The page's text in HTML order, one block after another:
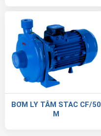
BƠM LY TÂM STAC CF/50
M